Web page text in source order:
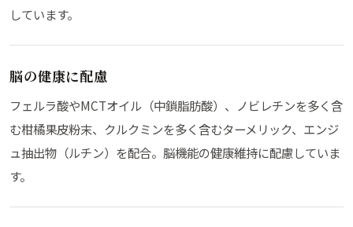
しています。
脳の健康に配慮
フェルラ酸やMCTオイル（中鎖脂肪酸）、ノビレチンを多く含
む柑橘果皮粉末、クルクミンを多く含むターメリック、エンジ
ュ抽出物（ルチン）を配合。脳機能の健康維持に配慮していま
す。